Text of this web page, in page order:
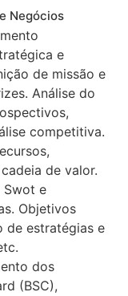
Negócios
e
de missão e
Análise do
competitiva.
de valor.
Swot e
Objetivos
de estratégias e
dos
(BSC),